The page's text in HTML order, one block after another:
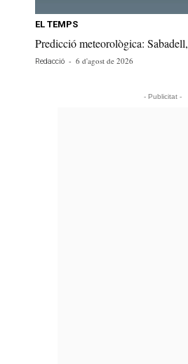
EL TEMPS
Predicció meteorològica:
Redacció - 6 d'agost de 2026
- Publicitat -